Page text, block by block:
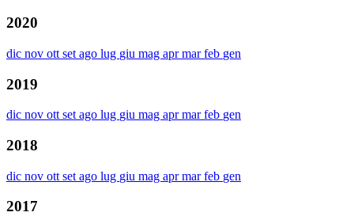
2020
dic nov ott set ago lug giu mag aprmarfeb gen
2019
dic nov ott set ago lug giu mag aprmarfeb gen
2018
dic nov ott set ago lug giu mag aprmarfeb gen
2017